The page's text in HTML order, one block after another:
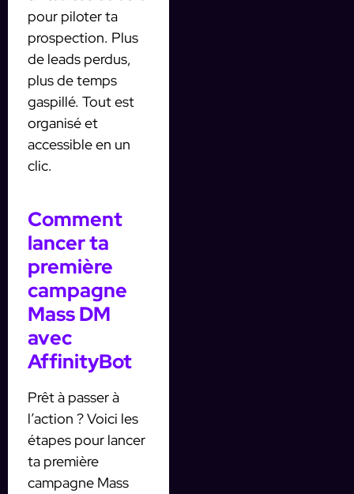
pour piloter ta
prospection. Plus
de leads perdus,
plus de temps
gaspillé. Tout est
organisé et
accessible en un
clic.
Comment
lancer ta
première
campagne
Mass DM
avec
AffinityBot
Prêt à passer à
l’action ? Voici les
étapes pour lancer
ta première
campagne Mass